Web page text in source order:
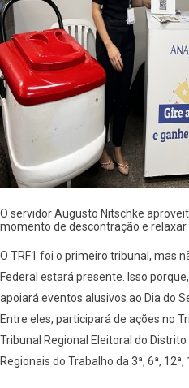
O servidor Augusto Nitschke
momento de descontração e relaxar.
O TRF1 foi o primeiro tribunal, mas
Federal estará presente. Isso
apoiará eventos alusivos ao Dia do
Entre eles, participará de ações no
Tribunal Regional Eleitoral do
Regionais do Trabalho da 3ª, 6ª, 12ª,